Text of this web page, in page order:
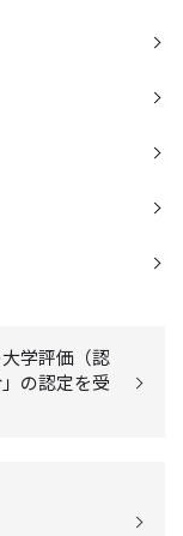
学評価（認
の認定を受